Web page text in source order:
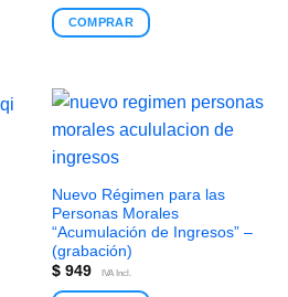
COMPRAR
Nuevo Régimen para las
Personas Morales
“Acumulación de Ingresos” –
(grabación)
$949 IVA Incl.